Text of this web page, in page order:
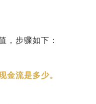
，步骤如下：
金流是多少。